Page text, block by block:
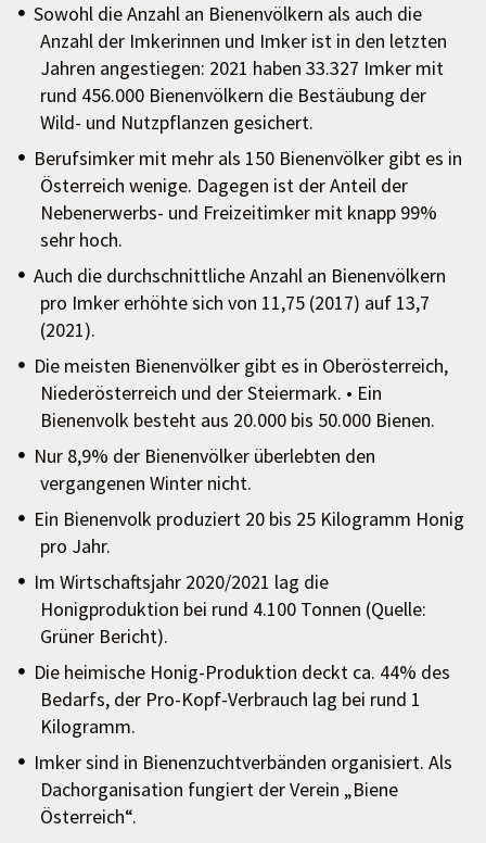
Sowohl die Anzahl an Bienenvölkern als auch die
Anzahl der Imkerinnen und Imker ist in den letzten
Jahren angestiegen: 2021 haben 33.327 Imker mit
rund 456.000 Bienenvölkern die Bestäubung der
Wild- und Nutzpflanzen gesichert.
Berufsimker mit mehr als 150 Bienenvölker gibt es in
Österreich wenige. Dagegen ist der Anteil der
Nebenerwerbs- und Freizeitimker mit knapp 99%
sehr hoch.
Auch die durchschnittliche Anzahl an Bienenvölkern
pro Imker erhöhte sich von 11,75 (2017) auf 13,7
(2021).
Die meisten Bienenvölker gibt es in Oberösterreich,
Niederösterreich und der Steiermark. • Ein
Bienenvolk besteht aus 20.000 bis 50.000 Bienen.
Nur 8,9% der Bienenvölker überlebten den
vergangenen Winter nicht.
Ein Bienenvolk produziert 20 bis 25 Kilogramm Honig
pro Jahr.
Im Wirtschaftsjahr 2020/2021 lag die
Honigproduktion bei rund 4.100 Tonnen (Quelle:
Grüner Bericht).
Die heimische Honig-Produktion deckt ca. 44% des
Bedarfs, der Pro-Kopf-Verbrauch lag bei rund 1
Kilogramm.
Imker sind in Bienenzuchtverbänden organisiert. Als
Dachorganisation fungiert der Verein „Biene
Österreich“.